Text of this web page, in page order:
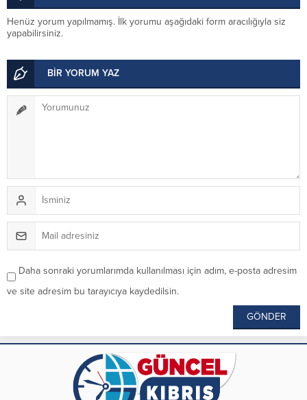
Henüz yorum yapılmamış. İlk yorumu aşağıdaki form aracılığıyla siz
yapabilirsiniz.
BİR YORUM YAZ
Daha sonraki yorumlarımda kullanılması için adım, e-posta adresim
ve site adresim bu tarayıcıya kaydedilsin.